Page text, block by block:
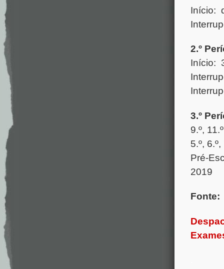
Início:
2.º
Início:
3.º
9.º,
5.º,
Pré-
2019
Fonte: